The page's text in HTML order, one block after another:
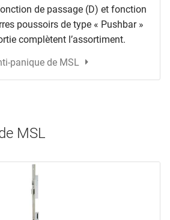
de passage (D) et fonction
poussoirs de type « Pushbar »
complètent l’assortiment.
panique de MSL
MSL